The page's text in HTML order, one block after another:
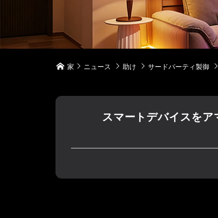
 家  ニュース  助け  サードパーティ製御
スマートデバイスを